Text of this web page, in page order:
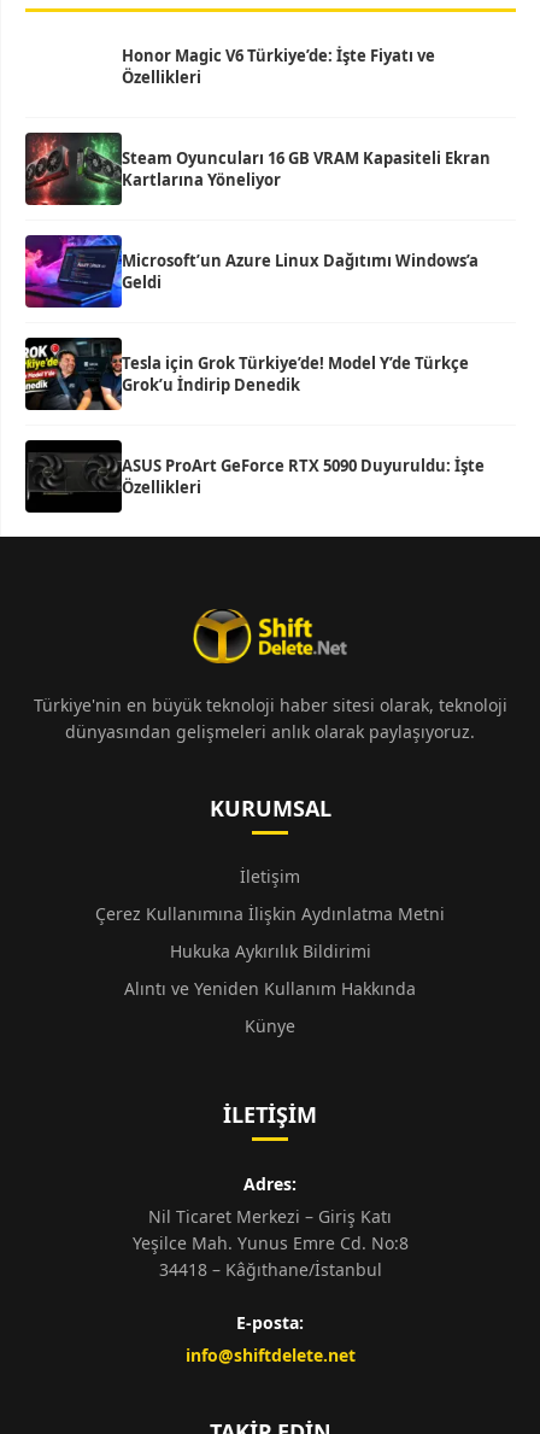
Honor Magic V6 Türkiye’de: İşte Fiyatı ve
Özellikleri
Steam Oyuncuları 16 GB VRAM Kapasiteli Ekran
Kartlarına Yöneliyor
Microsoft’un Azure Linux Dağıtımı Windows’a
Geldi
Tesla için Grok Türkiye’de! Model Y’de Türkçe
Grok’u İndirip Denedik
ASUS ProArt GeForce RTX 5090 Duyuruldu: İşte
Özellikleri
Türkiye'nin en büyük teknoloji haber sitesi olarak, teknoloji
dünyasından gelişmeleri anlık olarak paylaşıyoruz.
KURUMSAL
İletişim
Çerez Kullanımına İlişkin Aydınlatma Metni
Hukuka Aykırılık Bildirimi
Alıntı ve Yeniden Kullanım Hakkında
Künye
İLETIŞIM
Adres:
Nil Ticaret Merkezi – Giriş Katı
Yeşilce Mah. Yunus Emre Cd. No:8
34418 – Kâğıthane/İstanbul
E-posta:
info@shiftdelete.net